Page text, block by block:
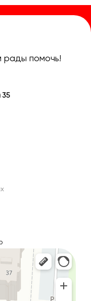
рады помочь!
35